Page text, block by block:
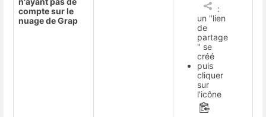
compte sur le
nuage de Grap
:
un "lien
de
partage
" se
créé
puis
cliquer
sur
l'icône